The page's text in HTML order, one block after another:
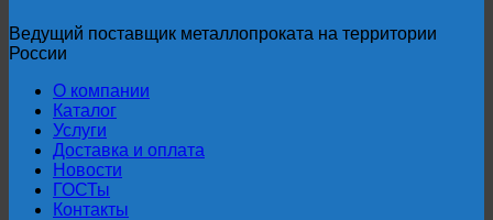
Ведущий поставщик металлопроката на территории
России
О компании
Каталог
Услуги
Доставка и оплата
Новости
ГОСТы
Контакты